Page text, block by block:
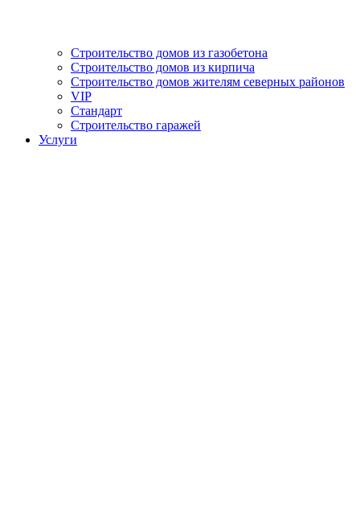
Строительство домов из газобетона
Строительство домов из кирпича
Строительство домов жителям северных районов
VIP
Стандарт
Строительство гаражей
Услуги